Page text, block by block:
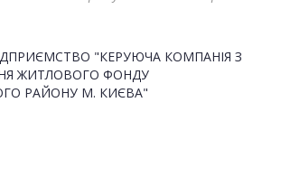
"КЕРУЮЧА КОМПАНІЯ З
ЖИТЛОВОГО ФОНДУ
РАЙОНУ М. КИЄВА"